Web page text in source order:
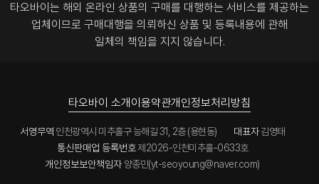
타오바이는 해외 온라인 상품의 구매를 대행하는 서비스를 제공하는
업체이므로 구매대행을 의뢰하신 상품 및 등록내용에 관해
일체의 책임을 지지 않습니다.
타오바이 소개이용약관개인정보처리방침
서영무역 인천광역시 미추홀구 능해길 31, 2층 (용현동) 대표자김영태
통신판매업 등록번호제2026-인천미추홀-0633호
개인정보보안책임자 양종민(yt-seoyoung@naver.com)